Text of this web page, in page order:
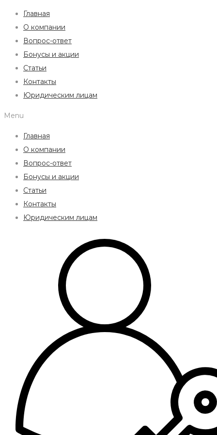
Главная
О компании
Вопрос-ответ
Бонусы и акции
Статьи
Контакты
Юридическим лицам
Menu
Главная
О компании
Вопрос-ответ
Бонусы и акции
Статьи
Контакты
Юридическим лицам